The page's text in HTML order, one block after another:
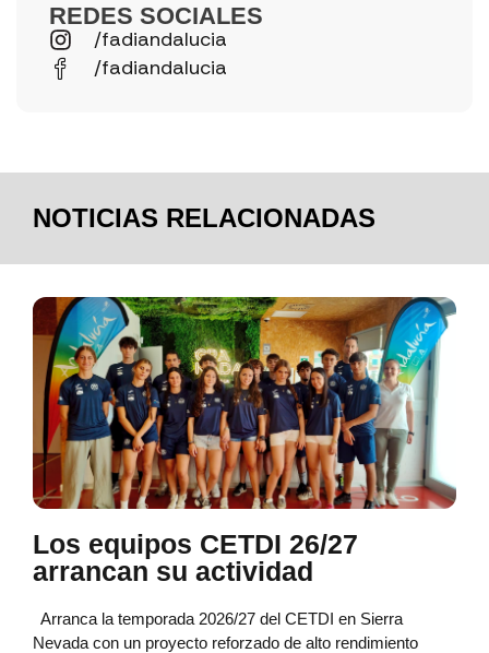
REDES SOCIALES
/fadiandalucia
/fadiandalucia
NOTICIAS RELACIONADAS
Los equipos CETDI 26/27
arrancan su actividad
Arranca la temporada 2026/27 del CETDI en Sierra
Nevada con un proyecto reforzado de alto rendimiento